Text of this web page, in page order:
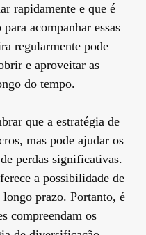
rapidamente e que é
acompanhar essas
regularmente pode
e aproveitar as
do tempo.
que a estratégia de
mas pode ajudar os
perdas significativas.
a possibilidade de
longo prazo. Portanto, é
compreendam os